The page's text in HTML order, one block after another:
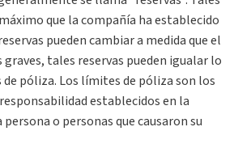
que la compañía ha establecido
pueden cambiar a medida que el
graves, tales reservas pueden igualar lo
póliza. Los límites de póliza son los
establecidos en la
o personas que causaron su